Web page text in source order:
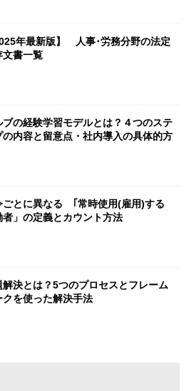
年最新版】 人事･労務分野の法定
文書一覧
ブの経験学習モデルとは？４つのステ
の内容と留意点・社内導入の具体的方
ごとに異なる ｢常時使用(雇用)する
者」の定義とカウント方法
解決とは？5つのプロセスとフレーム
クを使った解決手法